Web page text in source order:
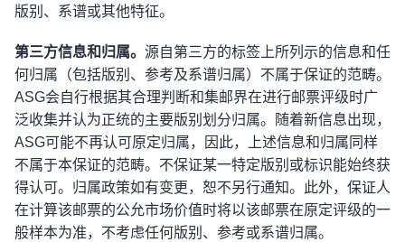
版别、系谱或其他特征。
第三方信息和归属。 源自第三方的标签上所列示的信息和任
何归属（包括版别、参考及系谱归属）不属于保证的范畴。
ASG会自行根据其合理判断和集邮界在进行邮票评级时广
泛收集并认为正统的主要版别划分归属。随着新信息出现，
ASG可能不再认可原定归属，因此，上述信息和归属同样
不属于本保证的范畴。不保证某一特定版别或标识能始终获
得认可。归属政策如有变更，恕不另行通知。此外，保证人
在计算该邮票的公允市场价值时将以该邮票在原定评级的一
般样本为准，不考虑任何版别、参考或系谱归属。